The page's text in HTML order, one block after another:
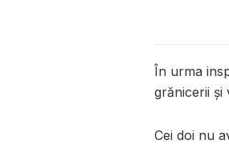
În urma
grănicerii și
Cei doi nu